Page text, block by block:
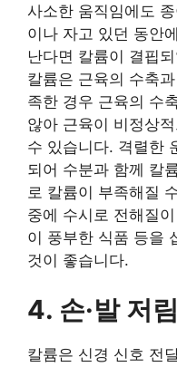
사소한 움직임에도
이나 자고 있던 동안
난다면 칼륨이 결핍
칼륨은 근육의 수축
족한 경우 근육의 수
않아 근육이 비정상
수 있습니다. 격렬한
되어 수분과 함께 칼
로 칼륨이 부족해질
중에 수시로 전해질
이 풍부한 식품 등을
것이 좋습니다.
4. 손·발 저
칼륨은 신경 신호 전